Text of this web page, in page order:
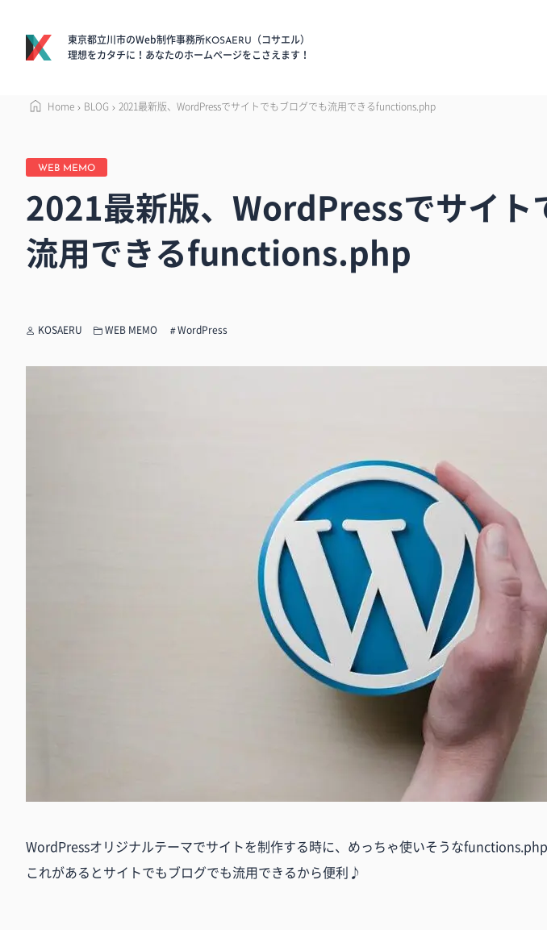
東京都立川市のWeb制作事務所KOSAERU
（コサエル）
理想をカタチに！あなたのホームページをこさえます！
Home BLOG 2021最新版、WordPressでサイトでもブログでも流用できるfunctions.php
WEB MEMO
2021最新版、WordPressでサイト
流用できるfunctions.php
KOSAERU WEB MEMO WordPress
WordPressオリジナルテーマでサイトを制作する時に、めっちゃ使いそうなfunctions.php
これがあるとサイトでもブログでも流用できるから便利♪